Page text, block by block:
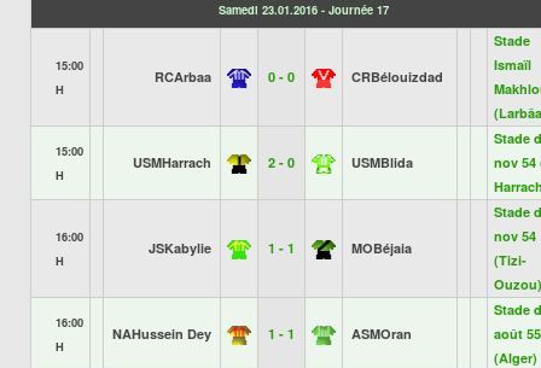
Samedi 23.01.2016 - Journée 17
15:00
H
RCArbaa 0 - 0 CRBélouizdad
Stade
Ismaïl
15:00
H
USMHarrach 2 - 0 USMBlida
Stade
nov 54
16:00
H
JSKabylie 1 - 1 MOBéjaia
Stade
nov 54
(Tizi-
Ouzou)
16:00
H
NAHussein Dey 1 - 1 ASMOran
Stade
août 55
(Alger)